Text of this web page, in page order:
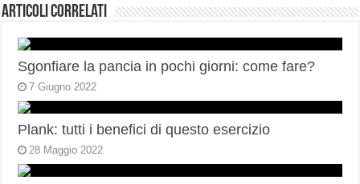
Articoli correlati
Sgonfiare la pancia in pochi giorni: come fare?
7 Giugno 2022
Plank: tutti i benefici di questo esercizio
28 Maggio 2022